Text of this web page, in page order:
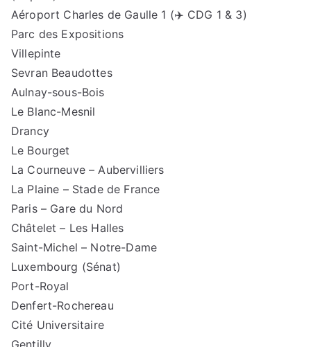
Aéroport Charles de Gaulle 1 (✈️ CDG 1 & 3)
Parc des Expositions
Villepinte
Sevran Beaudottes
Aulnay-sous-Bois
Le Blanc-Mesnil
Drancy
Le Bourget
La Courneuve – Aubervilliers
La Plaine – Stade de France
Paris – Gare du Nord
Châtelet – Les Halles
Saint-Michel – Notre-Dame
Luxembourg (Sénat)
Port-Royal
Denfert-Rochereau
Cité Universitaire
Gentilly